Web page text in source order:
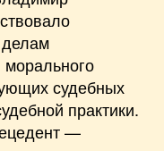
делам
судебных
практики.
—